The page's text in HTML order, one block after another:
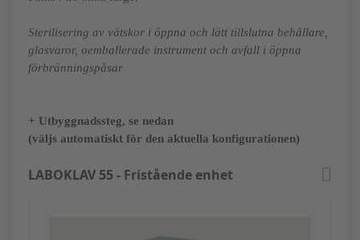
Sterilisering av vätskor i öppna och lätt tillslutna behållare,
glasvaror, oemballerade instrument och avfall i öppna
förbränningspåsar
+ Utbyggnadssteg, se nedan
(väljs automatiskt för den aktuella konfigurationen)
LABOKLAV 55 - Fristående enhet